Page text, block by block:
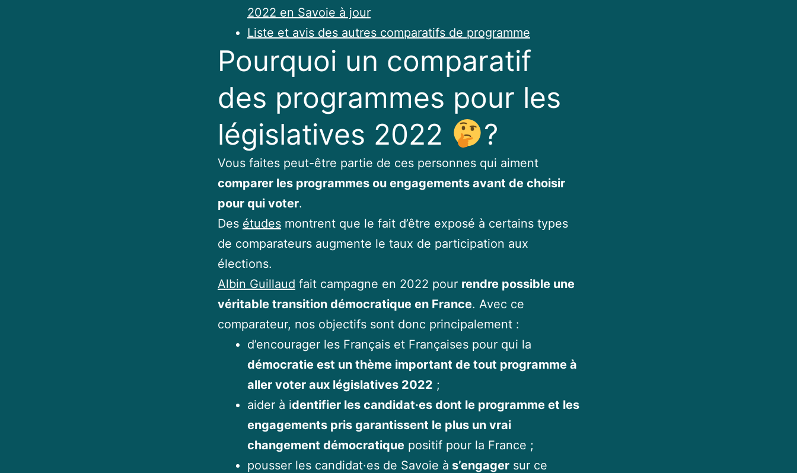
2022 en Savoie à jour
Liste et avis des autres comparatifs de programme
Pourquoi un comparatif
des programmes pour les
législatives 2022
?
Vous faites peut-être partie de ces personnes qui aiment
comparer les programmes ou engagements avant de choisir
pour qui voter.
Des études montrent que le fait d’être exposé à certains types
de comparateurs augmente le taux de participation aux
élections.
Albin Guillaud fait campagne en 2022 pour rendre possible une
véritable transition démocratique en France. Avec ce
comparateur, nos objectifs sont donc principalement :
d’encourager les Français et Françaises pour qui la
démocratie est un thème important de tout programme à
aller voter aux législatives 2022 ;
aider à identifier les candidat·es dont le programme et les
engagements pris garantissent le plus un vrai
changement démocratique positif pour la France ;
pousser les candidat·es de Savoie à s’engager sur ce